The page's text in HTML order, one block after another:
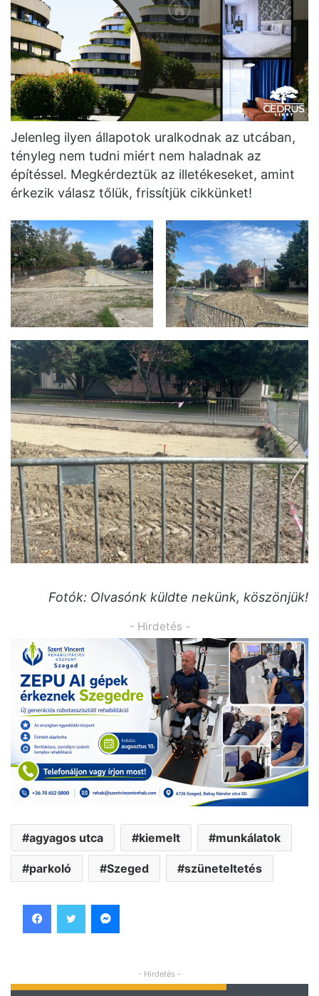
Jelenleg ilyen állapotok uralkodnak az utcában,
tényleg nem tudni miért nem haladnak az
építéssel. Megkérdeztük az illetékeseket, amint
érkezik válasz tőlük, frissítjük cikkünket!
Fotók: Olvasónk küldte nekünk, köszönjük!
- Hirdetés -
agyagos utca kiemelt munkálatok
parkoló Szeged szüneteltetés
- Hirdetés -